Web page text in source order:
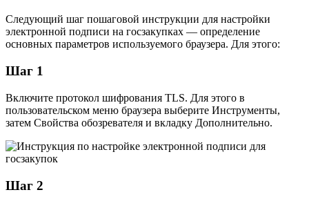
Следующий шаг пошаговой инструкции для настройки
электронной подписи на госзакупках — определение
основных параметров используемого браузера. Для этого:
Шаг 1
Включите протокол шифрования TLS. Для этого в
пользовательском меню браузера выберите Инструменты,
затем Свойства обозревателя и вкладку Дополнительно.
Шаг 2